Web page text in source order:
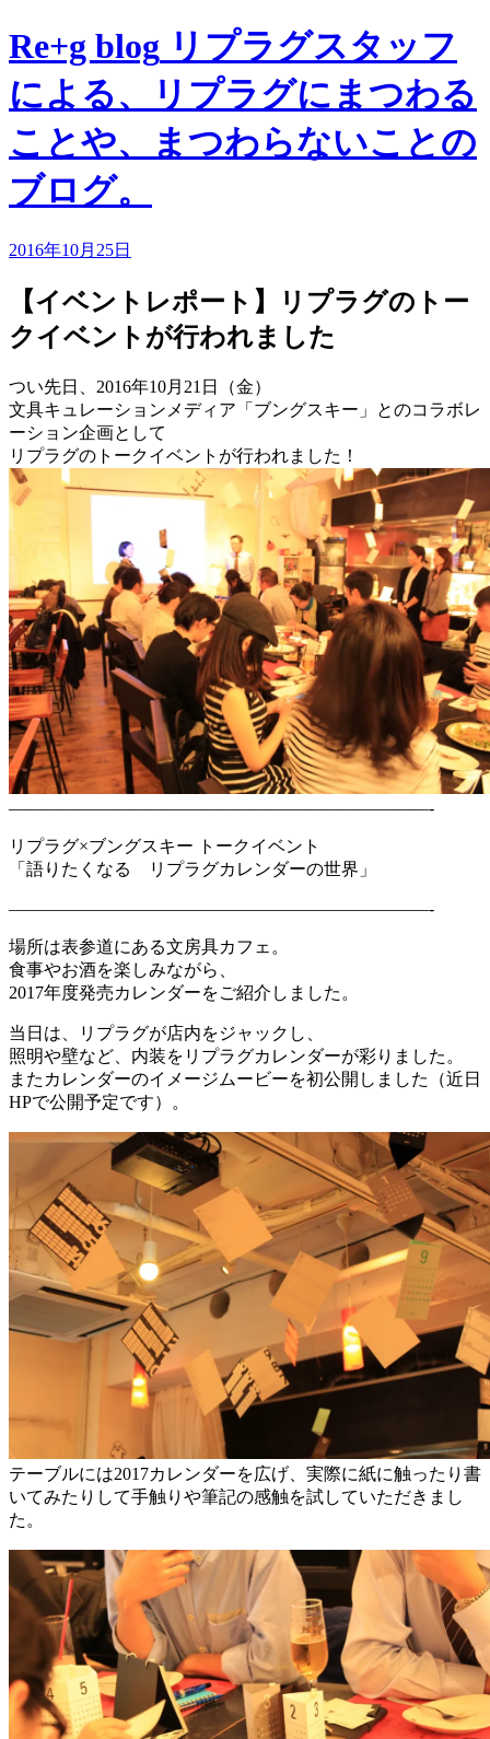
Re+g blog リプラグスタッフ
による、リプラグにまつわる
ことや、まつわらないことの
ブログ。
2016年10月25日
【イベントレポート】リプラグのトー
クイベントが行われました
つい先日、2016年10月21日（金）
文具キュレーションメディア「ブングスキー」とのコラボレ
ーション企画として
リプラグのトークイベントが行われました！
————————————————————————-
リプラグ×ブングスキー トークイベント
「語りたくなる リプラグカレンダーの世界」
————————————————————————-
場所は表参道にある文房具カフェ。
食事やお酒を楽しみながら、
2017年度発売カレンダーをご紹介しました。
当日は、リプラグが店内をジャックし、
照明や壁など、内装をリプラグカレンダーが彩りました。
またカレンダーのイメージムービーを初公開しました（近日
HPで公開予定です）。
テーブルには2017カレンダーを広げ、実際に紙に触ったり書
いてみたりして手触りや筆記の感触を試していただきまし
た。